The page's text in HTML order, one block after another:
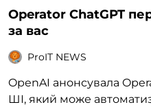
Operator ChatGPT
за вас
ProIT NEWS
OpenAI анонсувала
ШІ, який може